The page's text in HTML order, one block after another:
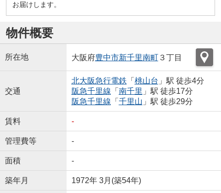
お届けします。
物件概要
所在地 大阪府豊中市新千里南町３丁目
交通
北大阪急行電鉄 「 桃山台 」駅 徒歩4分
阪急千里線 「 南千里 」駅 徒歩17分
阪急千里線 「 千里山 」駅 徒歩29分
賃料 -
管理費等 -
面積 -
築年月 1972年 3月(築54年)